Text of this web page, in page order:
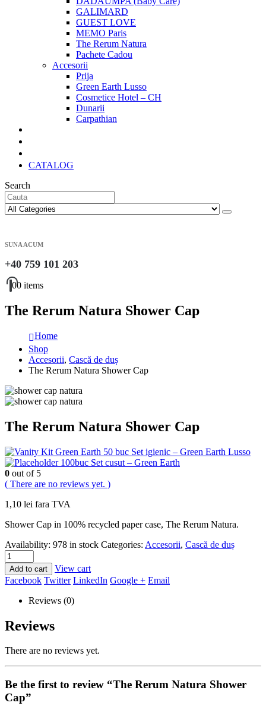
GALIMARD
GUEST LOVE
MEMO Paris
The Rerum Natura
Pachete Cadou
Accesorii
Prija
Green Earth Lusso
Cosmetice Hotel – CH
Dunarii
Carpathian
CATALOG
Search
SUNA ACUM
+40 759 101 203
00 items
The Rerum Natura Shower Cap
Home
Shop
Accesorii, Cască de duș
The Rerum Natura Shower Cap
The Rerum Natura Shower Cap
50 buc Set igienic – Green Earth Lusso
100buc Set cusut – Green Earth
0 out of 5
( There are no reviews yet. )
1,10 lei fara TVA
Shower Cap in 100% recycled paper case, The Rerum Natura.
Availability: 978 in stock Categories: Accesorii, Cască de duș
Add to cart
View cart
Facebook Twitter LinkedIn Google + Email
Reviews (0)
Reviews
There are no reviews yet.
Be the first to review “The Rerum Natura Shower
Cap”